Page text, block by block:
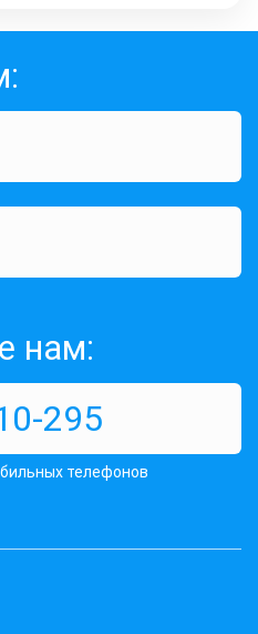
нам:
295
телефонов